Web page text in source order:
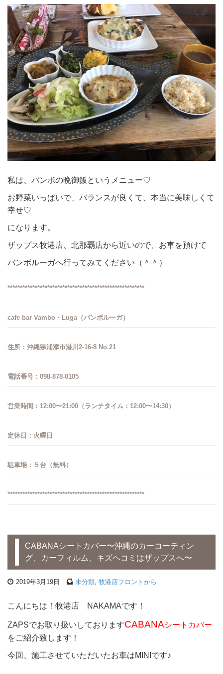
私は、バンボの晩御飯というメニュー♡
お野菜いっぱいで、バランスが良くて、本当に美味しくて
幸せ♡
になります。
ザップス牧港店、北那覇店から近いので、お車を預けて
バンボルーガへ行ってみてください（＾＾）
*******************************************************
cafe bar Vambo・Luga（バンボルーガ）
住所：沖縄県浦添市港川2-16-8 No.21
電話番号：098-878-0105
営業時間：12:00〜21:00（ランチタイム：12:00〜14:30）
定休日：火曜日
駐車場：５台（無料）
*******************************************************
CABANAシートカバー〜沖縄のカーコーティン
グ、カーフィルム、キズヘコミはザップスへ〜
2019年3月19日 未分類 牧港店フロントから
こんにちは！牧港店 NAKAMAです！
ZAPSでお取り扱いしておりますCABANAシートカバー
をご紹介致します！
今回、施工させていただいたお車はMINIです♪